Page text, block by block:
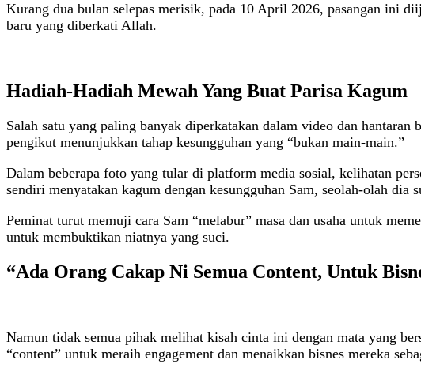
Kurang dua bulan selepas merisik, pada 10 April 2026, pasangan ini
baru yang diberkati Allah.
Hadiah-Hadiah Mewah Yang Buat Parisa Kagum
Salah satu yang paling banyak diperkatakan dalam video dan
pengikut menunjukkan tahap kesungguhan yang “bukan main-main.”
Dalam beberapa foto yang tular di platform media sosial, kelihatan
sendiri menyatakan kagum dengan kesungguhan Sam, seolah-olah dia
Peminat turut memuji cara Sam “melabur” masa dan usaha untuk
untuk membuktikan niatnya yang suci.
“Ada Orang Cakap Ni Semua Content, Untuk
Namun tidak semua pihak melihat kisah cinta ini dengan mata yang
“content” untuk meraih engagement dan menaikkan bisnes mereka